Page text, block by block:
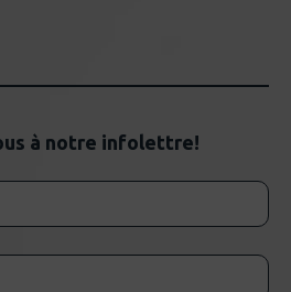
à notre infolettre!